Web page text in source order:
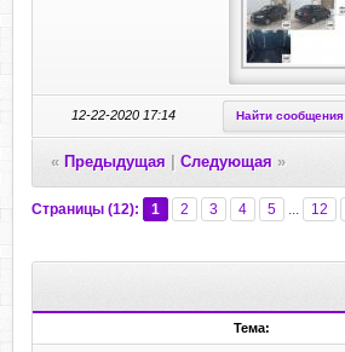
12-22-2020 17:14 Найти сообщения
« Предыдущая Следующая »
Страницы (12): 1 2 3 4 5 ... 12
Тема: